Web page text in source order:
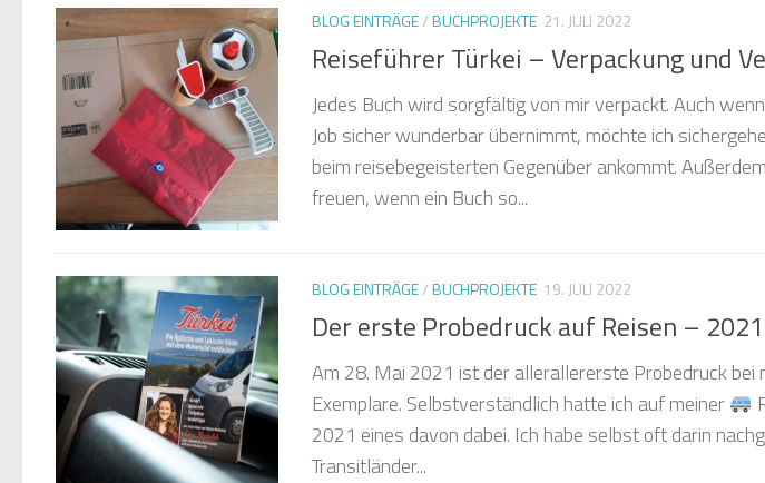
BLOG EINTRÄGE/BUCHPROJEKTE 21. JULI 2022
Reiseführer Türkei – Verpackung und
Jedes Buch wird sorgfältig von mir verpackt. Auch
Job sicher wunderbar übernimmt, möchte ich
beim reisebegeisterten Gegenüber ankommt.
freuen, wenn ein Buch so...
BLOG EINTRÄGE/BUCHPROJEKTE 19. JULI 2022
Der erste Probedruck auf Reisen – 2021
Am 28. Mai 2021 ist der allerallererste Probedruck bei
Exemplare. Selbstverständlich hatte ich auf meiner
2021 eines davon dabei. Ich habe selbst oft darin
Transitländer...